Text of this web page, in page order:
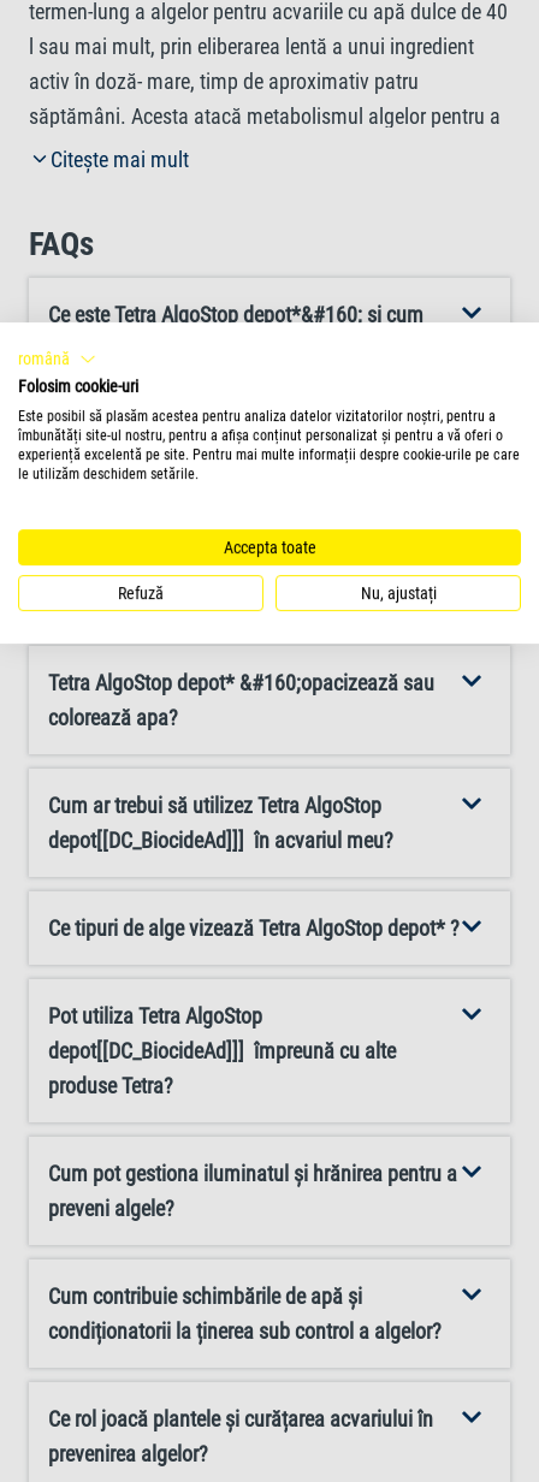
termen‑lung a algelor pentru acvariile cu apă dulce de 40
l sau mai mult, prin eliberarea lentă a unui ingredient
activ în doză‑ mare, timp de aproximativ patru
săptămâni. Acesta atacă metabolismul algelor pentru a
preveni creșterea tuturor speciilor de alge fără a colora
când este utilizat conform instrucțiunilor. Țineți produsul
tratamentului, opriți clarificatoarele UV, evitați filtrarea cu
cărbune activ și abțineți-vă de la orice schimbare de apă;
asigurați o bună aerare (de exemplu, cu o pompă de aer
Tetra APS) și îndepărtați algele moarte mecanic pentru a
menține calitatea apei. Pentru aplicare, adăugați pur și
din acvariu direct într-o zonă cu multă mișcare a apei și
repetați după patru săptămâni, dacă este necesar. După
tratament, puteți preveni viitoarele focare prin reducerea
fosfatului și nitraților cu produse precum Tetra
EasyBalance sau puteți combate infestările acute cu
alternative cu acțiune‑ rapidă, cum ar fi Tetra AlguMin*
Citește mai mult
FAQs
Ce este Tetra AlgoStop depot*&#160; și cum
funcționează?
Cât de repede își face efectul Tetra AlgoStop
depot*&#160;?
Este Tetra AlgoStop depot* sigur pentru pești și
plante acvatice?
Tetra AlgoStop depot* &#160;opacizează sau
colorează apa?
Cum ar trebui să utilizez Tetra AlgoStop
depot[[DC_BiocideAd]]] în acvariul meu?
Ce tipuri de alge vizează Tetra AlgoStop depot* ?
Pot utiliza Tetra AlgoStop
depot[[DC_BiocideAd]]] împreună cu alte
produse Tetra?
Cum pot gestiona iluminatul și hrănirea pentru a
preveni algele?
Cum contribuie schimbările de apă și
condiționatorii la ținerea sub control a algelor?
Ce rol joacă plantele și curățarea acvariului în
prevenirea algelor?
română
Folosim cookie-uri
Este posibil să plasăm acestea pentru analiza datelor vizitatorilor noștri, pentru a
îmbunătăți site-ul nostru, pentru a afișa conținut personalizat și pentru a vă oferi o
experiență excelentă pe site. Pentru mai multe informații despre cookie-urile pe care
le utilizăm deschidem setările.
Accepta toate
Refuză Nu, ajustați